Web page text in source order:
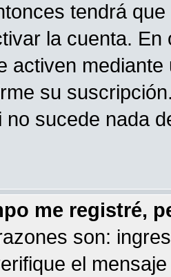
tendrá
la cuenta.
activen
su
no sucede nada
me registré,
son:
el